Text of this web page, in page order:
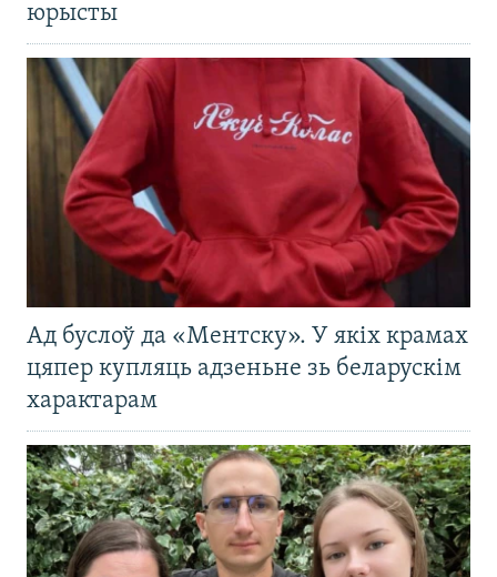
юрысты
Ад буслоў да «Ментску». У якіх крамах
цяпер купляць адзеньне зь беларускім
характарам